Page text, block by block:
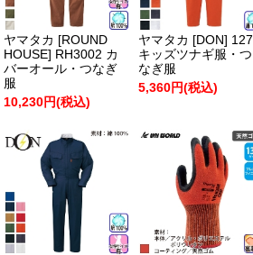
ヤマタカ [ROUND
HOUSE] RH3002 カ
バーオール・つなぎ
服
10,230円(税込)
ヤマタカ [DON] 127
キッズツナギ服・つ
なぎ服
5,360円(税込)